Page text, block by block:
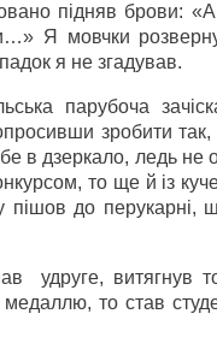
підняв брови:
Я мовчки
я не згадував.
парубоча
зробити
в дзеркало, ледь не
то ще й із
до перукарні,
удруге, витягнув
медаллю, то став